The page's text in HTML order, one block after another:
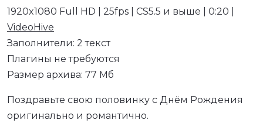
1920x1080 Full HD | 25fps | CS5.5 и выше | 0:20 |
VideoHive
Заполнители: 2 текст
Плагины не требуются
Размер архива: 77 Мб
Поздравьте свою половинку с Днём Рождения
оригинально и романтично.